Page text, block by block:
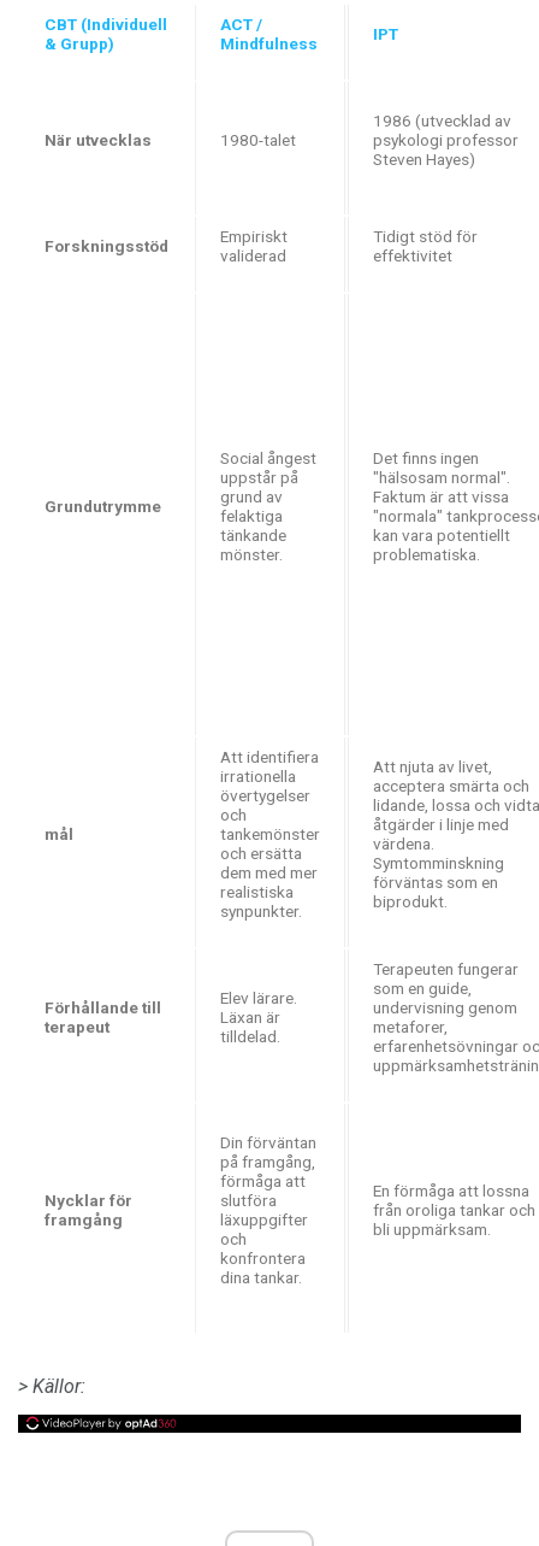
CBT (Individuell
& Grupp)
ACT /
Mindfulness
IPT
När utvecklas 1980-talet
1986 (utvecklad av
psykologi professor
Steven Hayes)
Forskningsstöd
Empiriskt
validerad
Tidigt stöd för
effektivitet
Grundutrymme
Social ångest
uppstår på
grund av
felaktiga
tänkande
mönster.
Det finns ingen
"hälsosam normal".
Faktum är att vissa
"normala"
kan vara potentiellt
problematiska.
mål
Att identifiera
irrationella
övertygelser
och
tankemönster
och ersätta
dem med mer
realistiska
synpunkter.
Att njuta av livet,
acceptera smärta och
lidande, lossa och vidta
åtgärder i linje med
värdena.
Symtomminskning
förväntas som en
biprodukt.
Förhållande till
terapeut
Elev lärare.
Läxan är
tilldelad.
Terapeuten fungerar
som en guide,
undervisning genom
metaforer,
erfarenhetsövningar
Nycklar för
framgång
Din förväntan
på framgång,
förmåga att
slutföra
läxuppgifter
och
konfrontera
dina tankar.
En förmåga att lossna
från oroliga tankar och
bli uppmärksam.
> Källor: